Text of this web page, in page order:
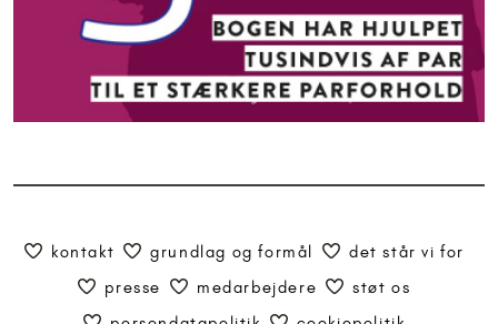
kontakt grundlag og formål
det står vi for
presse
medarbejdere
støt os